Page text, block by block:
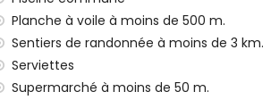
à Javea, Costa Blanca
(à moins de 500 mètres de la maison)
Planche à voile à moins de 500 m.
Sentiers de randonnée à moins de 3 km.
Serviettes
Supermarché à moins de 50 m.